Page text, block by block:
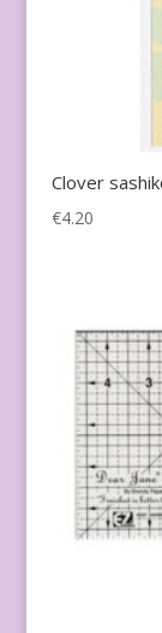
Clover
€4.20